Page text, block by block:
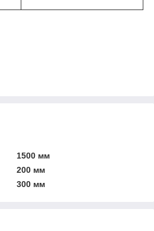
1500 мм
200 мм
300 мм